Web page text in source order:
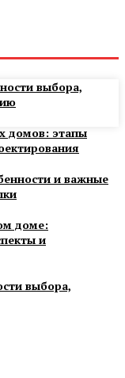
выбора,
домов: этапы
и важные
доме:
и
выбора,